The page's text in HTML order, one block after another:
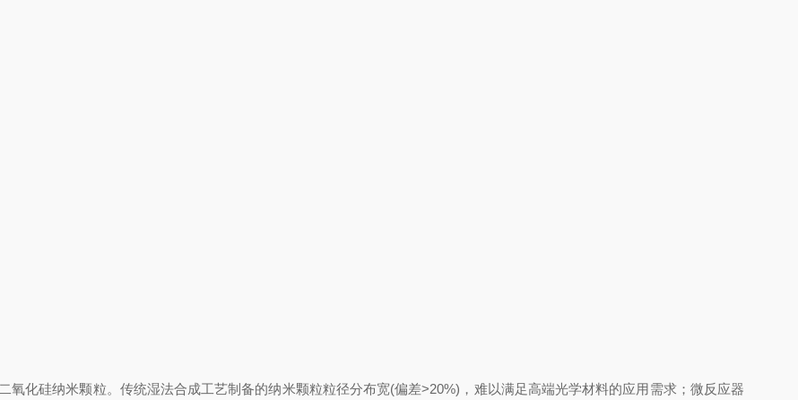
化硅纳米颗粒。传统湿法合成工艺制备的纳米颗粒粒径分布宽(偏差>20%)，难以满足高端光学材料的应用需求；微反应器